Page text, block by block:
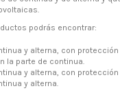
podrás encontrar:
y alterna, con protección
la parte de continua.
y alterna, con protección
y alterna.